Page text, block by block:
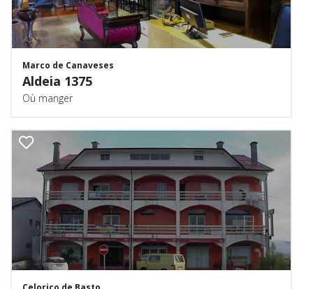
Marco de Canaveses
Aldeia 1375
Où manger